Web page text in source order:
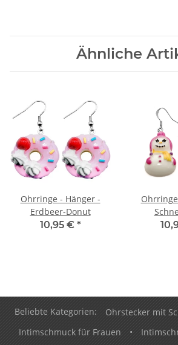
Ähnliche
Ohrringe - Hänger -
Erdbeer-Donut
10,95 € *
Beliebte Kategorien: Ohrstecker mit
Intimschmuck für Frauen
•